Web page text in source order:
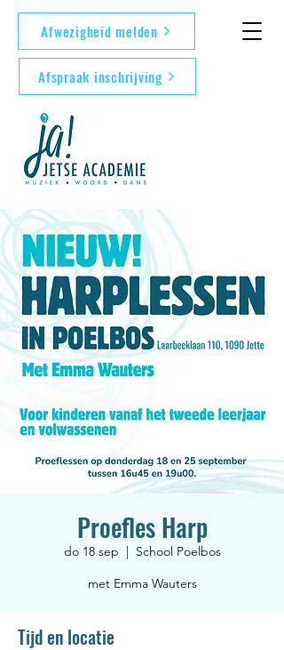
Afwezigheid melden
Afspraak inschrijving
Proefles Harp
do 18 sep
  |
School Poelbos
met Emma Wauters
Tijd en locatie